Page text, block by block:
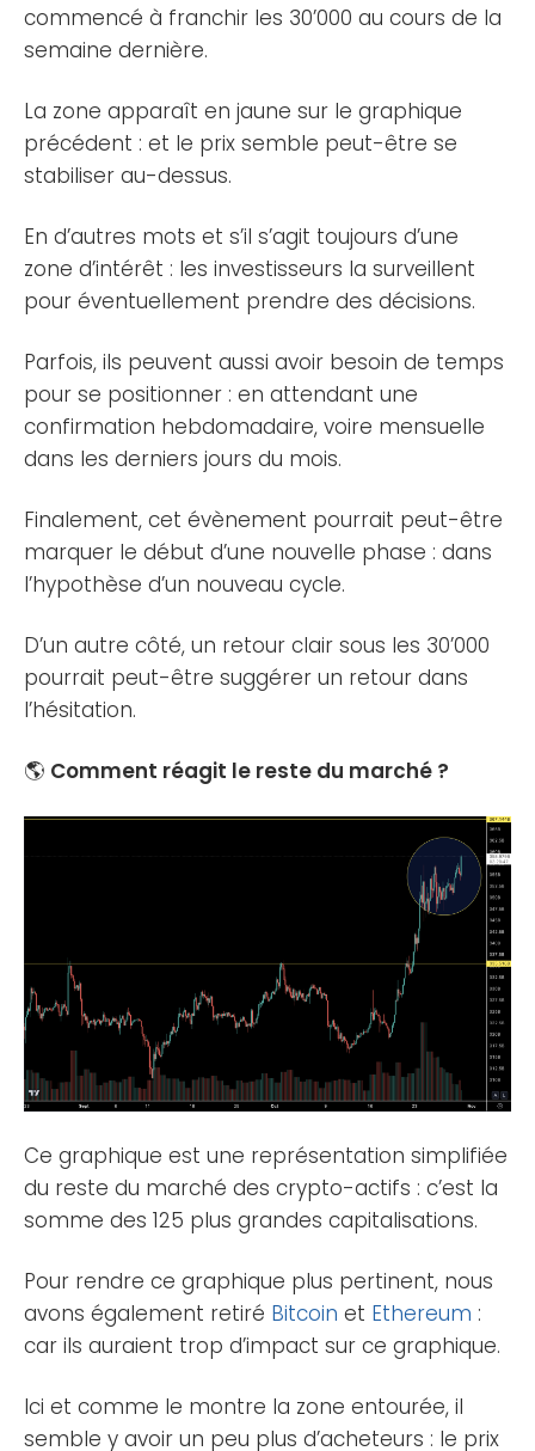
commencé à franchir les 30’000 au cours de la
semaine dernière.
La zone apparaît en jaune sur le graphique
précédent : et le prix semble peut-être se
stabiliser au-dessus.
En d’autres mots et s’il s’agit toujours d’une
zone d’intérêt : les investisseurs la surveillent
pour éventuellement prendre des décisions.
Parfois, ils peuvent aussi avoir besoin de temps
pour se positionner : en attendant une
confirmation hebdomadaire, voire mensuelle
dans les derniers jours du mois.
Finalement, cet évènement pourrait peut-être
marquer le début d’une nouvelle phase : dans
l’hypothèse d’un nouveau cycle.
D’un autre côté, un retour clair sous les 30’000
pourrait peut-être suggérer un retour dans
l’hésitation.
🌎 Comment réagit le reste du marché ?
Ce graphique est une représentation simplifiée
du reste du marché des crypto-actifs : c’est la
somme des 125 plus grandes capitalisations.
Pour rendre ce graphique plus pertinent, nous
avons également retiré Bitcoin et Ethereum :
car ils auraient trop d’impact sur ce graphique.
Ici et comme le montre la zone entourée, il
semble y avoir un peu plus d’acheteurs : le prix